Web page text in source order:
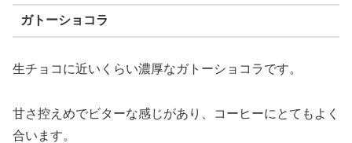
ガトーショコラ
生チョコに近いくらい濃厚なガトーショコラです。
甘さ控えめでビターな感じがあり、コーヒーにとてもよく
合います。